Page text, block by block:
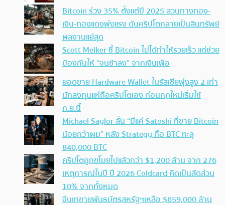
Bitcoin ร่วง 35% ตั้งแต่ปี 2025 สวนทางทอง-
เงิน-ทองแดงพุ่งแรง ดันคริปโตกลายเป็นสินทรัพย์
ผลงานแย่สุด
Scott Melker ชี้ Bitcoin ไม่ได้ทำให้รวยเร็ว แต่ช่วย
ป้องกันให้ “จนช้าลง” จากเงินเฟ้อ
ยอดขาย Hardware Wallet ในรัสเซียพุ่งสูง 2 เท่า
นักลงทุนแห่ถือคริปโตเอง ก่อนกฎใหม่เริ่มใช้
ก.ย.นี้
Michael Saylor ลั่น “มีแค่ Satoshi ที่ขาย Bitcoin
น้อยกว่าผม” หลัง Strategy ถือ BTC ทะลุ
840,000 BTC
คริปโตถูกขโมยไปแล้วกว่า $1,200 ล้าน จาก 276
เหตุการณ์ในปี ปี 2026 Coldcard คิดเป็นสัดส่วน
10% จากทั้งหมด
จีนเทขายพันธบัตรสหรัฐฯเหลือ $659,000 ล้าน